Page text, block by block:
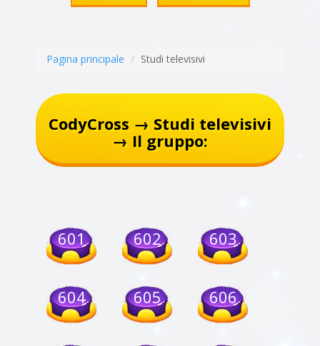
Pagina principale Studi televisivi
CodyCross → Studi televisivi
→ Il gruppo:
601 602 603
604 605 606